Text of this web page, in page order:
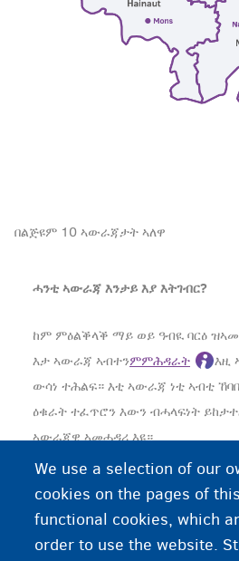
በልጅዩም 10 ኣውራጃታት ኣለዋ
ሓንቲ ኣውራጃ እንታይ እያ እትገብር?
ከም ምዕልቕላቕ ማይ ወይ ዓብዪ ባርዕ
እታ ኣውራጃ ኣብተንምምሕዳራት
እዚ
ውሳነ ተሕልፍ። እቲ ኣውራጃ ነቲ ኣብቲ
ዕቁራት ተፈጥሮን እውን ብሓላፍነት
ኣውራጃዊ ኣመሓዳሪ እዩ።
ሓደ ሰብ ኣበይ ከም እትነብር እንተ
ኣውራጃ ድሕሪኡ ኸኣ ነቲ ምምሕዳር
We use a selection of our
cookies on the pages of
functional cookies, which
order to use the website.